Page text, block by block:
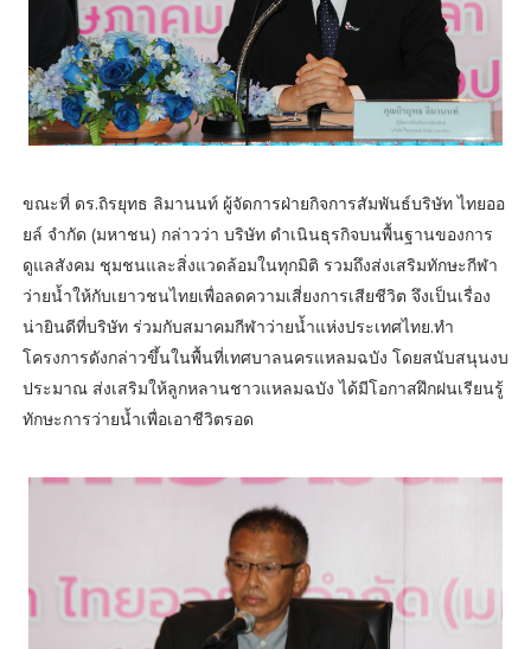
ขณะที่ ดร.ถิรยุทธ ลิมานนท์ ผู้จัดการฝ่ายกิจการสัมพันธ์บริษัท ไทยออ
ยล์ จำกัด (มหาชน) กล่าวว่า บริษัท ดำเนินธุรกิจบนพื้นฐานของการ
ดูแลสังคม ชุมชนและสิ่งแวดล้อมในทุกมิติ รวมถึงส่งเสริมทักษะกีฬา
ว่ายน้ำให้กับเยาวชนไทยเพื่อลดความเสี่ยงการเสียชีวิต จึงเป็นเรื่อง
น่ายินดีที่บริษัท ร่วมกับสมาคมกีฬาว่ายน้ำแห่งประเทศไทย.ทำ
โครงการดังกล่าวขึ้นในพื้นที่เทศบาลนครแหลมฉบัง โดยสนับสนุนงบ
ประมาณ ส่งเสริมให้ลูกหลานชาวแหลมฉบัง ได้มีโอกาสฝึกฝนเรียนรู้
ทักษะการว่ายน้ำเพื่อเอาชีวิตรอด